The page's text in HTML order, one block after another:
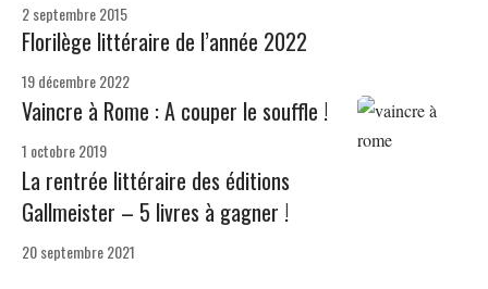
2 septembre 2015
Florilège littéraire de l’année 2022
19 décembre 2022
Vaincre à Rome : A couper le souffle !
1 octobre 2019
La rentrée littéraire des éditions
Gallmeister – 5 livres à gagner !
20 septembre 2021